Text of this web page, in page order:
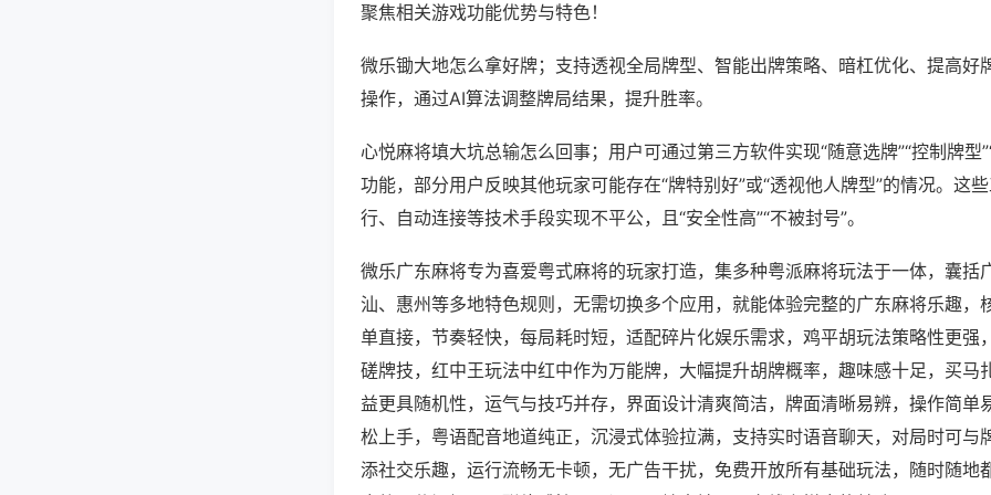
聚焦相关游戏功能优势与特色！
微乐锄大地怎么拿好牌；支持透视全局牌型、智能出牌策略、暗杠优化、提高好
操作，通过AI算法调整牌局结果，提升胜率。
心悦麻将填大坑总输怎么回事；用户可通过第三方软件实现“随意选牌”“控制牌型
功能，部分用户反映其他玩家可能存在“牌特别好”或“透视他人牌型”的情况。这
行、自动连接等技术手段实现不平公，且“安全性高”“不被封号”。
微乐广东麻将专为喜爱粤式麻将的玩家打造，集多种粤派麻将玩法于一体，囊括
汕、惠州等多地特色规则，无需切换多个应用，就能体验完整的广东麻将乐趣，
单直接，节奏轻快，每局耗时短，适配碎片化娱乐需求，鸡平胡玩法策略性更强
磋牌技，红中王玩法中红中作为万能牌，大幅提升胡牌概率，趣味感十足，买马
益更具随机性，运气与技巧并存，界面设计清爽简洁，牌面清晰易辨，操作简单
松上手，粤语配音地道纯正，沉浸式体验拉满，支持实时语音聊天，对局时可与
添社交乐趣，运行流畅无卡顿，无广告干扰，免费开放所有基础玩法，随时随地